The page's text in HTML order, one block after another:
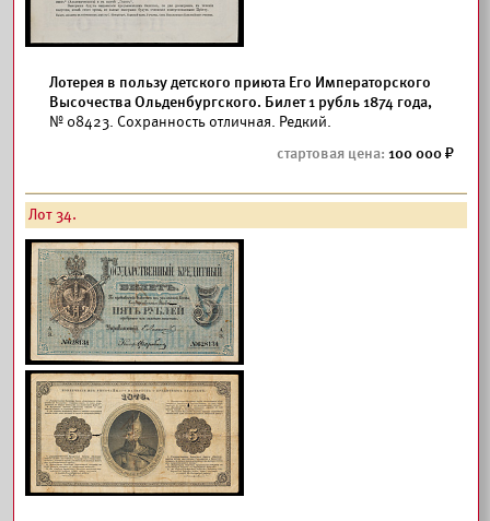
Лотерея в пользу детского приюта Его Императорского
Высочества Ольденбургского. Билет 1 рубль 1874 года,
№ 08423. Сохранность отличная. Редкий.
100 000
Лот 34.